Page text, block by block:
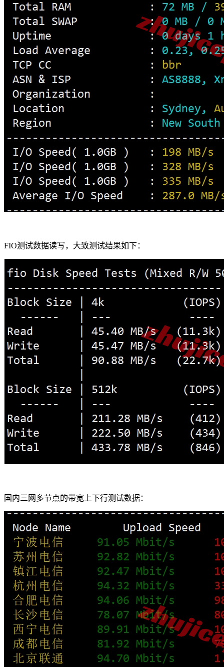
FIO测试数据读写，大致测试结果如下：
国内三网多节点的带宽上下行测试数据：